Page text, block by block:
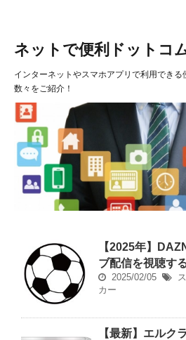
ネットで便利ドットコ
インターネットやスマホアプリで利用でき
数々をご紹介！
【2025年】
ブ配信を視聴す
2025/02/05
カー
【最新】エルク